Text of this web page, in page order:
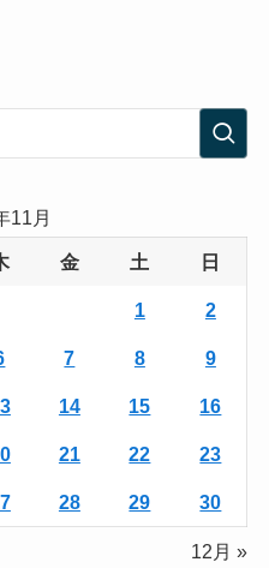
11月
金 土 日
1 2
7 8 9
14 15 16
21 22 23
28 29 30
12月 »